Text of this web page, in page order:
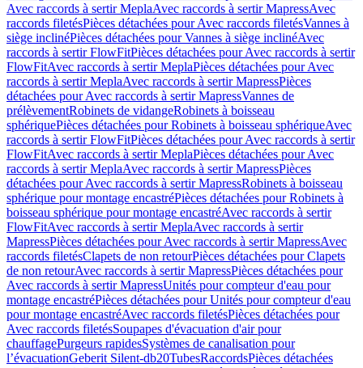
Avec raccords à sertir MeplaAvec raccords à sertir MapressAvec
raccords filetésPièces détachées pour Avec raccords filetésVannes à
siège inclinéPièces détachées pour Vannes à siège inclinéAvec
raccords à sertir FlowFitPièces détachées pour Avec raccords à sertir
FlowFitAvec raccords à sertir MeplaPièces détachées pour Avec
raccords à sertir MeplaAvec raccords à sertir MapressPièces
détachées pour Avec raccords à sertir MapressVannes de
prélèvementRobinets de vidangeRobinets à boisseau
sphériquePièces détachées pour Robinets à boisseau sphériqueAvec
raccords à sertir FlowFitPièces détachées pour Avec raccords à sertir
FlowFitAvec raccords à sertir MeplaPièces détachées pour Avec
raccords à sertir MeplaAvec raccords à sertir MapressPièces
détachées pour Avec raccords à sertir MapressRobinets à boisseau
sphérique pour montage encastréPièces détachées pour Robinets à
boisseau sphérique pour montage encastréAvec raccords à sertir
FlowFitAvec raccords à sertir MeplaAvec raccords à sertir
MapressPièces détachées pour Avec raccords à sertir MapressAvec
raccords filetésClapets de non retourPièces détachées pour Clapets
de non retourAvec raccords à sertir MapressPièces détachées pour
Avec raccords à sertir MapressUnités pour compteur d'eau pour
montage encastréPièces détachées pour Unités pour compteur d'eau
pour montage encastréAvec raccords filetésPièces détachées pour
Avec raccords filetésSoupapes d'évacuation d'air pour
chauffagePurgeurs rapidesSystèmes de canalisation pour
l’évacuationGeberit Silent-db20TubesRaccordsPièces détachées